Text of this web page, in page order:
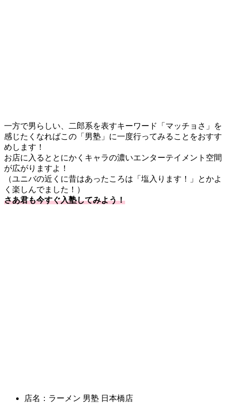
一方で男らしい、二郎系を表すキーワード「マッチョさ」を
感じたくなればこの「男塾」に一度行ってみることをおすす
めします！
お店に入るととにかくキャラの濃いエンターテイメント空間
が広がりますよ！
（ユニバの近くに昔はあったころは「塩入ります！」とかよ
く楽しんでました！）
さあ君も今すぐ入塾してみよう！
店名：ラーメン 男塾 日本橋店